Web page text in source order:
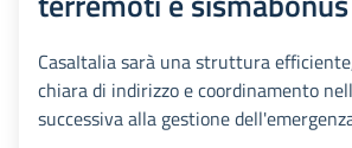
CasaItalia sarà una struttura
chiara di indirizzo e coordinamento
successiva alla gestione